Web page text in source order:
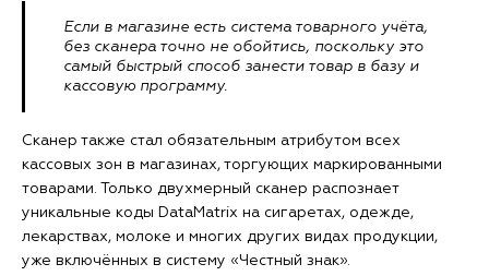
Если в магазине есть система товарного учёта,
без сканера точно не обойтись, поскольку это
самый быстрый способ занести товар в базу и
кассовую программу.
Сканер также стал обязательным атрибутом всех
кассовых зон в магазинах, торгующих маркированными
товарами. Только двухмерный сканер распознает
уникальные коды DataMatrix на сигаретах, одежде,
лекарствах, молоке и многих других видах продукции,
уже включённых в систему «Честный знак».